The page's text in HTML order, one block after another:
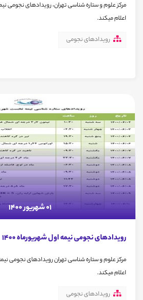
اعلام میکند.
رویدادهای نجومی
01 شهریور 1400
رویدادهای نجومی نیمه اول شهریورماه 1400
اعلام میکند.
رویدادهای نجومی